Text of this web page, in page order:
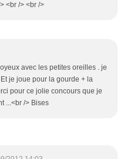
<br /> <br />
avec les petites oreilles . je
je joue pour la gourde + la
pour ce jolie concours que je
...<br /> Bises